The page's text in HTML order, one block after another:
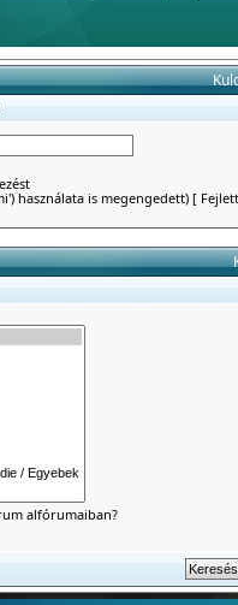
használata is megengedett)[
alfórumaiban?